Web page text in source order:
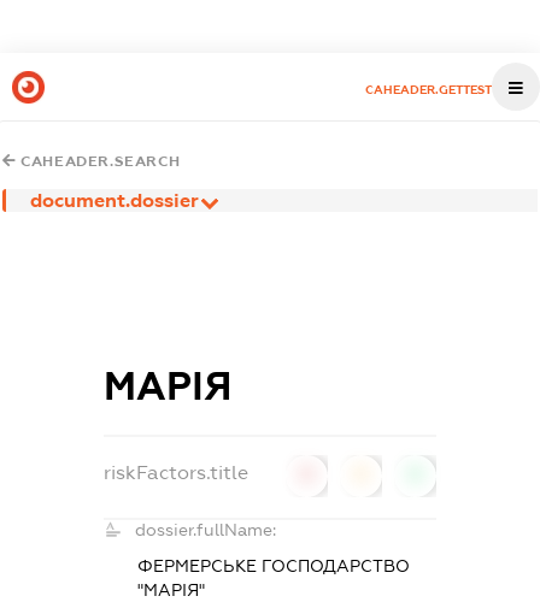
CAHEADER.GETTEST
CAHEADER.SEARCH
document.dossier
МАРІЯ
riskFactors.title
dossier.fullName:
ФЕРМЕРСЬКЕ ГОСПОДАРСТВО
"МАРІЯ"